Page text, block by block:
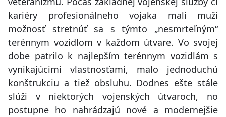
kariéry profesionálneho vojaka mali muži
možnosť stretnúť sa s týmto „nesmrteľným“
terénnym vozidlom v každom útvare. Vo svojej
dobe patrilo k najlepším terénnym vozidlám s
vynikajúcimi vlastnosťami, malo jednoduchú
konštrukciu a tiež obsluhu. Dodnes ešte stále
slúži v niektorých vojenských útvaroch, no
postupne ho nahrádzajú nové a modernejšie